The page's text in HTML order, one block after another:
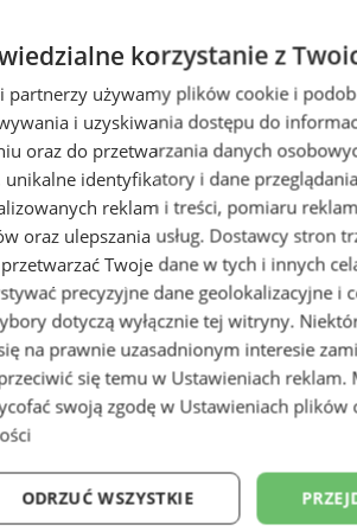
korzystanie z
partnerzy używamy plików cookie i
i uzyskiwania dostępu do
oraz do przetwarzania danych
unikalne identyfikatory i dane
reklam i treści, pomiaru
oraz ulepszania usług. Dostawcy stron
Twoje dane w tych i innych
precyzyjne dane geolokalizacyjne i
dotyczą wyłącznie tej witryny.
na prawnie uzasadnionym interesie
się temu w Ustawieniach reklam.
swoją zgodę w Ustawieniach plików
ODRZUĆ WSZYSTKIE